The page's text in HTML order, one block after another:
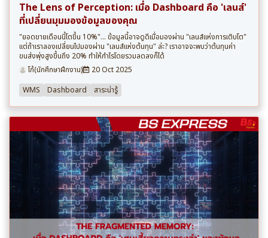
The Lens of Perception: เมื่อ Dashboard คือ 'เลนส์'
ที่เปลี่ยนมุมมองข้อมูลของคุณ
"ยอดขายเดือนนี้โตขึ้น 10%"... ข้อมูลนี้อาจดูดีเมื่อมองผ่าน "เลนส์แห่งการเติบโต"
แต่ถ้าเราลองเปลี่ยนไปมองผ่าน "เลนส์แห่งต้นทุน" ล่ะ? เราอาจจะพบว่าต้นทุนค่า
ขนส่งพุ่งสูงขึ้นถึง 20% ทำให้กำไรโดยรวมลดลงก็ได้
โก้(นักศึกษาฝึกงาน)
20 Oct 2025
WMS
Dashboard สาระน่ารู้